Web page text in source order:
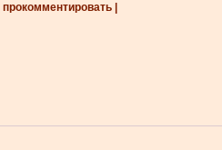
| прокомментировать |